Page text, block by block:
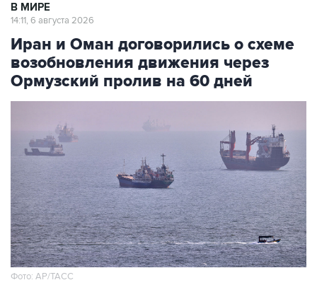
В МИРЕ
14:11, 6 августа 2026
Иран и Оман договорились о схеме
возобновления движения через
Ормузский пролив на 60 дней
Фото: AP/ТАСС